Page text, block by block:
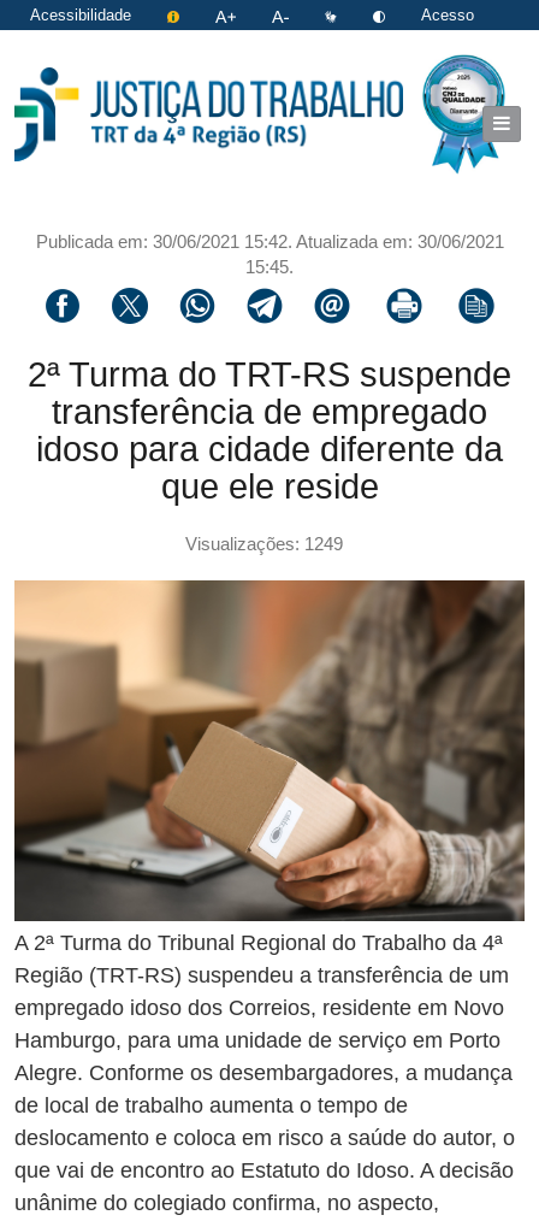
Acessibilidade
Acesso
Publicada em: 30/06/2021 15:42. Atualizada em: 30/06/2021
15:45.
Compartilhar via facebook
Compartilhar via twitter
Compartilhar via whatsapp
Compartilhar via telegram
Compartilhar via email
Imprimir a página
Copiar
2ª Turma do TRT-RS suspende
transferência de empregado
idoso para cidade diferente da
que ele reside
Visualizações: 1249
A 2ª Turma do Tribunal Regional do Trabalho da 4ª
Região (TRT-RS) suspendeu a transferência de um
empregado idoso dos Correios, residente em Novo
Hamburgo, para uma unidade de serviço em Porto
Alegre. Conforme os desembargadores, a mudança
de local de trabalho aumenta o tempo de
deslocamento e coloca em risco a saúde do autor, o
que vai de encontro ao Estatuto do Idoso. A decisão
unânime do colegiado confirma, no aspecto,